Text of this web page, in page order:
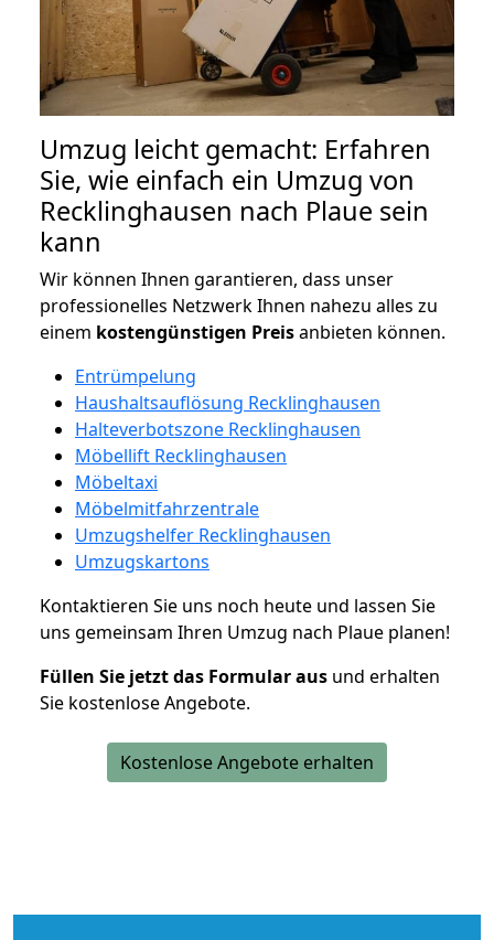
Umzug leicht gemacht: Erfahren
Sie, wie einfach ein Umzug von
Recklinghausen nach Plaue sein
kann
Wir können Ihnen garantieren, dass unser
professionelles Netzwerk Ihnen nahezu alles zu
einem kostengünstigen Preisanbieten können.
Entrümpelung
Haushaltsauflösung Recklinghausen
Halteverbotszone Recklinghausen
Möbellift Recklinghausen
Möbeltaxi
Möbelmitfahrzentrale
Umzugshelfer Recklinghausen
Umzugskartons
Kontaktieren Sie uns noch heute und lassen Sie
uns gemeinsam Ihren Umzug nach Plaue planen!
Füllen Sie jetzt das Formular aus und erhalten
Sie kostenlose Angebote.
Kostenlose Angebote erhalten